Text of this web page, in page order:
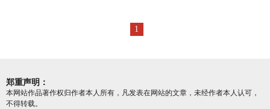
1
郑重声明：
本网站作品著作权归作者本人所有，凡发表在网站的文章，未经作者本人认可，
不得转载。